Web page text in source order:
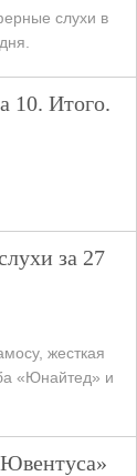
слухи в
10. Итого.
за 27
жесткая
«Юнайтед» и